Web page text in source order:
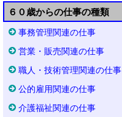
６０歳からの仕事の種類
事務管理関連の仕事
営業・販売関連の仕事
職人・技術管理関連の仕事
公的雇用関連の仕事
介護福祉関連の仕事